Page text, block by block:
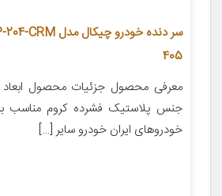
405
خودروهای ایران خودرو سایر […]